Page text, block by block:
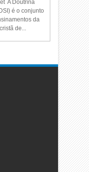
A Doutrina
é o conjunto
da
de...